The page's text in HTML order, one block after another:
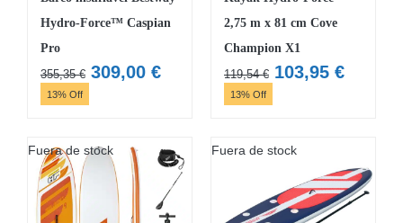
Hydro-Force™ Caspian
Pro
355,35€ O
355,35 €.
309,00 €O
309,00 €.
13% Off
2,75 m x 81 cm Cove
Champion X1
119,54€ O
119,54 €.
103,95 €O
13% Off
Fuera de stock Fuera de stock